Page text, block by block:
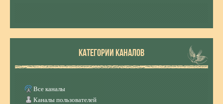
КАТЕГОРИИ КАНАЛОВ
Все каналы
Каналы пользователей